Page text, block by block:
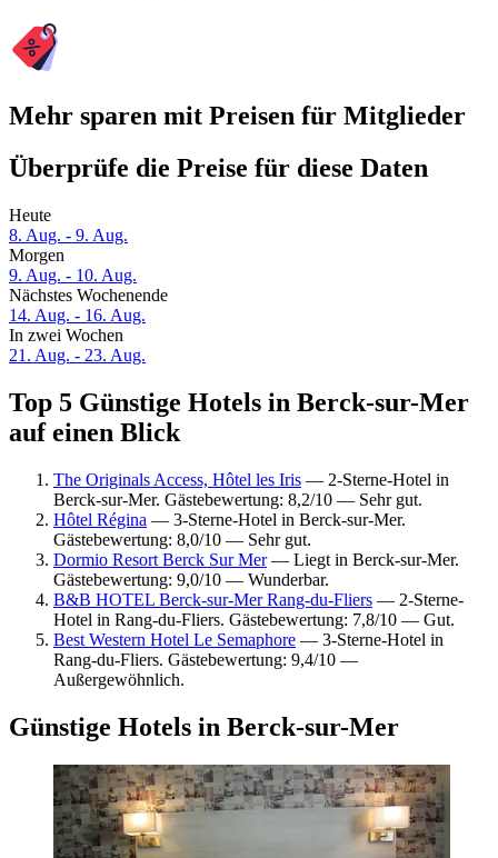
Mehr sparen mit Preisen für Mitglieder
Überprüfe die Preise für diese Daten
Heute
8. Aug. - 9. Aug.
Morgen
9. Aug. - 10. Aug.
Nächstes Wochenende
14. Aug. - 16. Aug.
In zwei Wochen
21. Aug. - 23. Aug.
Top 5 Günstige Hotels in Berck-sur-Mer
auf einen Blick
The Originals Access, Hôtel les Iris — 2-Sterne-Hotel in
Berck-sur-Mer. Gästebewertung: 8,2/10 — Sehr gut.
Hôtel Régina — 3-Sterne-Hotel in Berck-sur-Mer.
Gästebewertung: 8,0/10 — Sehr gut.
Dormio Resort Berck Sur Mer— Liegt in Berck-sur-Mer.
Gästebewertung: 9,0/10 — Wunderbar.
B&B HOTEL Berck-sur-Mer Rang-du-Fliers — 2-Sterne-
Hotel in Rang-du-Fliers. Gästebewertung: 7,8/10 — Gut.
Best Western Hotel Le Semaphore — 3-Sterne-Hotel in
Rang-du-Fliers. Gästebewertung: 9,4/10 —
Außergewöhnlich.
Günstige Hotels in Berck-sur-Mer